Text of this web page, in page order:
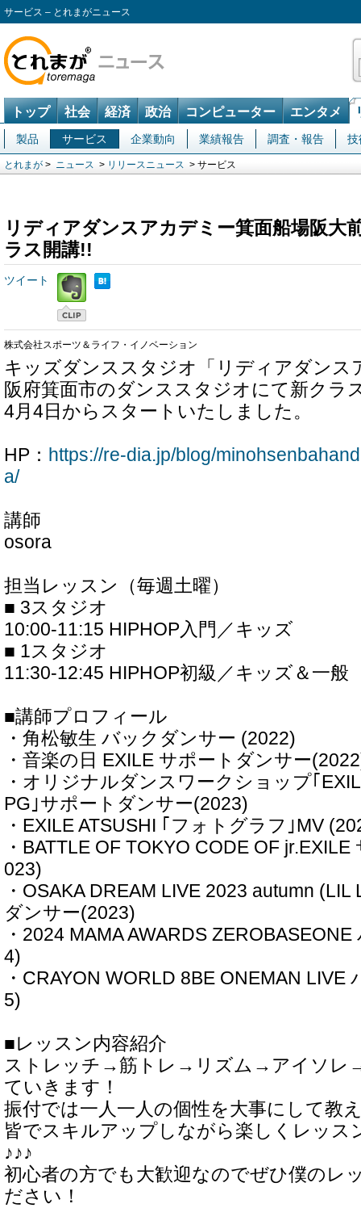
サービス – とれまがニュース
トップ 社会 経済 政治 コンピューター エンタメ
製品 サービス 企業動向 業績報告 調査・報告 技
とれまが > ニュース > リリースニュース > サービス
リディアダンスアカデミー箕面船場阪大
ラス開講!!
ツイート
株式会社スポーツ＆ライフ・イノベーション
キッズダンススタジオ「リディアダンス
阪府箕面市のダンススタジオにて新クラ
4月4日からスタートいたしました。
HP： https://re-dia.jp/blog/
a/
講師
osora
担当レッスン（毎週土曜）
■ 3スタジオ
10:00-11:15 HIPHOP入門／キッズ
■ 1スタジオ
11:30-12:45 HIPHOP初級／キッズ＆一般
■講師プロフィール
・角松敏生 バックダンサー (2022)
・音楽の日 EXILE サポートダンサー
・オリジナルダンスワークショップ｢
PG｣サポートダンサー(2023)
・EXILE ATSUSHI ｢フォトグラフ｣MV
・BATTLE OF TOKYO CODE OF
023)
・OSAKA DREAM LIVE 2023 autumn
ダンサー(2023)
・2024 MAMA AWARDS
4)
・CRAYON WORLD 8BE ONEMAN LIVE
5)
■レッスン内容紹介
ストレッチ→筋トレ→リズム→アイソレ
ていきます！
振付では一人一人の個性を大事にして教
皆でスキルアップしながら楽しくレッス
♪♪♪
初心者の方でも大歓迎なのでぜひ僕のレ
ださい！